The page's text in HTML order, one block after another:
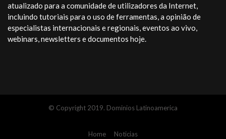
atualizado para a comunidade de utilizadores da Internet,
incluindo tutoriais para o uso de ferramentas, a opinião de
especialistas internacionais e regionais, eventos ao vivo,
webinars, newsletters e documentos hoje.
© Copyright 2019. Dominios Latinoamerica
Home Noticias